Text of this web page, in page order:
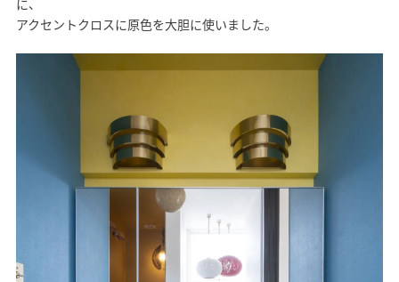
アクセントクロスに原色を大胆に使いました。